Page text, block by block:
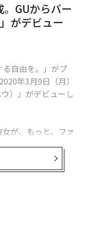
GUからバー
がデビュー
る自由を。」がブ
年3月9日（月）
）」がデビューし
が、もっと、ファ
セプトのもと誕生
ルが着るように、
に、諦めてしまう